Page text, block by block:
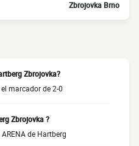
Zbrojovka Brno
Zbrojovka?
marcador de 2-0
Zbrojovka ?
de Hartberg